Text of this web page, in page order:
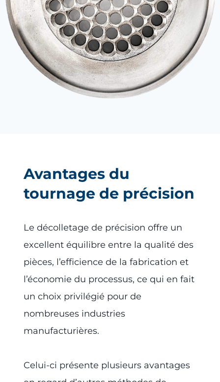
Avantages du
tournage de précision
Le décolletage de précision offre un
excellent équilibre entre la qualité des
pièces, l’efficience de la fabrication et
l’économie du processus, ce qui en fait
un choix privilégié pour de
nombreuses industries
manufacturières.
Celui-ci présente plusieurs avantages